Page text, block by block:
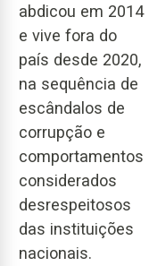
abdicou em 2014
e vive fora do
país desde 2020,
na sequência de
escândalos de
corrupção e
comportamentos
considerados
desrespeitosos
das instituições
nacionais.